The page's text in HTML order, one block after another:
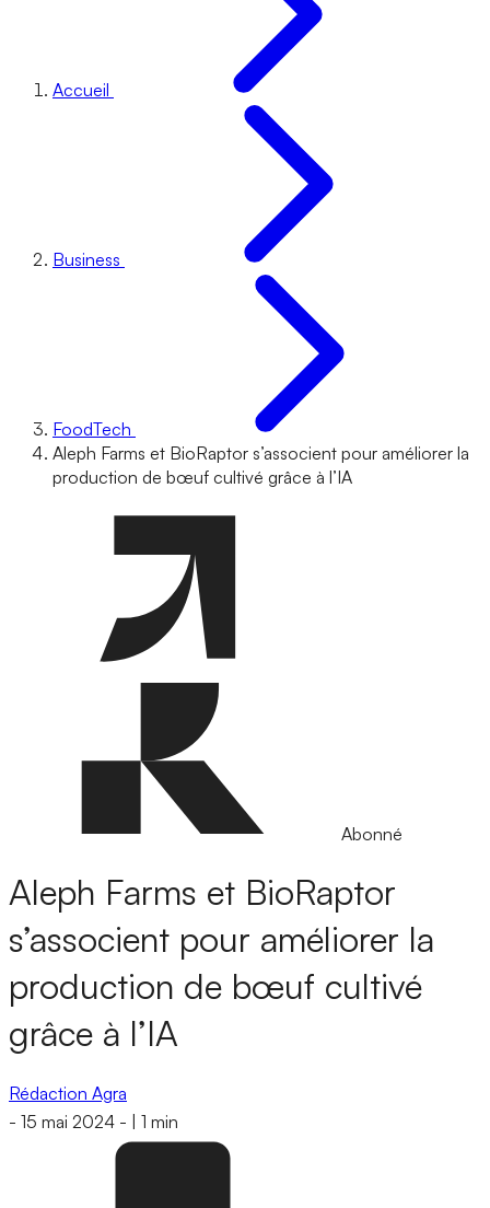
Accueil
Business
FoodTech
Aleph Farms et BioRaptor s’associent pour améliorer la
production de bœuf cultivé grâce à l’IA
Abonné
Aleph Farms et BioRaptor
s’associent pour améliorer la
production de bœuf cultivé
grâce à l’IA
Rédaction Agra
- 15 mai 2024 - 1 min